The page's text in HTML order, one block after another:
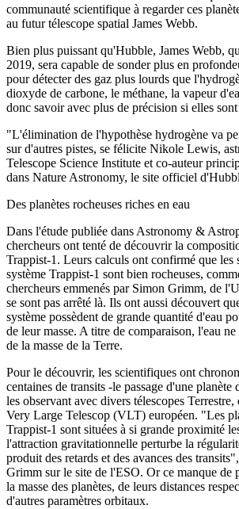
communauté scientifique à regarder ces
au futur télescope spatial James Webb.
Bien plus puissant qu'Hubble, James Webb,
2019, sera capable de sonder plus en
pour détecter des gaz plus lourds que
dioxyde de carbone, le méthane, la vapeur
donc savoir avec plus de précision si elles
"L'élimination de l'hypothèse hydrogène va
sur d'autres pistes, se félicite Nikole Lewis,
Telescope Science Institute et co-auteur
dans Nature Astronomy, le site officiel
Des planètes rocheuses riches en eau
Dans l'étude publiée dans Astronomy &
chercheurs ont tenté de découvrir la
Trappist-1. Leurs calculs ont confirmé que les
système Trappist-1 sont bien rocheuses,
chercheurs emmenés par Simon Grimm, de
se sont pas arrêté là. Ils ont aussi découvert
système possèdent de grande quantité d'eau
de leur masse. A titre de comparaison, l'eau
de la masse de la Terre.
Pour le découvrir, les scientifiques ont
centaines de transits -le passage d'une planète
les observant avec divers télescopes
Very Large Telescop (VLT) européen. "Les
Trappist-1 sont situées à si grande proximité
l'attraction gravitationnelle perturbe la
produit des retards et des avances des
Grimm sur le site de l'ESO. Or ce manque de
la masse des planètes, de leurs distances
d'autres paramètres orbitaux.